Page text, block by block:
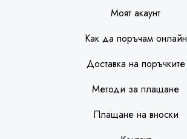
Моят акаунт
Как да поръчам онлайн
Доставка на поръчките
Методи за плащане
Плащане на вноски